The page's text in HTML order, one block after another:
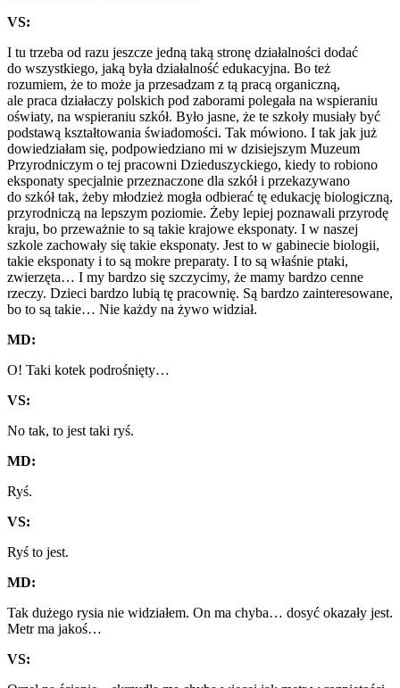
VS:
I tu trzeba od razu jeszcze jedną taką stronę działalności dodać
do wszystkiego, jaką była działalność edukacyjna. Bo też
rozumiem, że to może ja przesadzam z tą pracą organiczną,
ale praca działaczy polskich pod zaborami polegała na wspieraniu
oświaty, na wspieraniu szkół. Było jasne, że te szkoły musiały być
podstawą kształtowania świadomości. Tak mówiono. I tak jak już
dowiedziałam się, podpowiedziano mi w dzisiejszym Muzeum
Przyrodniczym o tej pracowni Dzieduszyckiego, kiedy to robiono
eksponaty specjalnie przeznaczone dla szkół i przekazywano
do szkół tak, żeby młodzież mogła odbierać tę edukację biologiczną,
przyrodniczą na lepszym poziomie. Żeby lepiej poznawali przyrodę
kraju, bo przeważnie to są takie krajowe eksponaty. I w naszej
szkole zachowały się takie eksponaty. Jest to w gabinecie biologii,
takie eksponaty i to są mokre preparaty. I to są właśnie ptaki,
zwierzęta… I my bardzo się szczycimy, że mamy bardzo cenne
rzeczy. Dzieci bardzo lubią tę pracownię. Są bardzo zainteresowane,
bo to są takie… Nie każdy na żywo widział.
MD:
O! Taki kotek podrośnięty…
VS:
No tak, to jest taki ryś.
MD:
Ryś.
VS:
Ryś to jest.
MD:
Tak dużego rysia nie widziałem. On ma chyba… dosyć okazały jest.
Metr ma jakoś…
VS: